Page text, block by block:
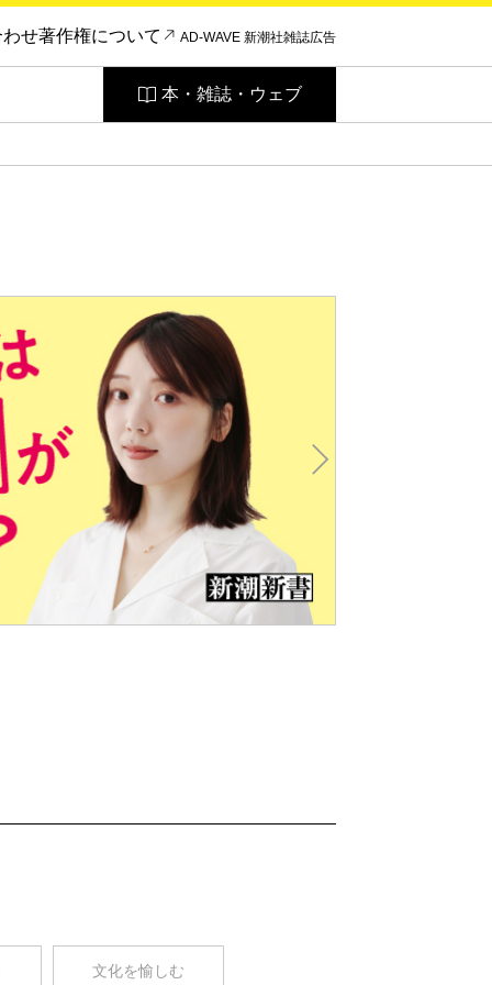
わせ著作権について AD-WAVE 新潮社雑誌広告
本・雑誌・ウェブ
文化を愉しむ